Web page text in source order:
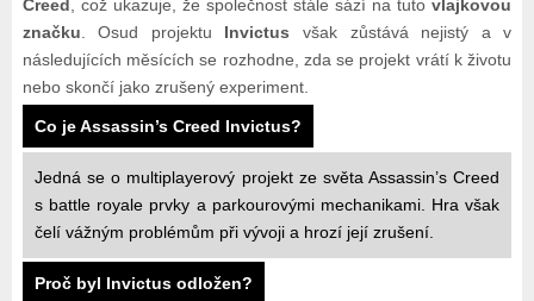
Creed , což ukazuje, že společnost stále sází na tutovlajkovou
značku . Osud projektu Invictus však zůstává nejistý a v
následujících měsících se rozhodne, zda se projekt vrátí k životu
nebo skončí jako zrušený experiment.
Co je Assassin’s Creed Invictus?
Jedná se o multiplayerový projekt ze světa Assassin’s Creed
s battle royale prvky a parkourovými mechanikami. Hra však
čelí vážným problémům při vývoji a hrozí její zrušení.
Proč byl Invictus odložen?